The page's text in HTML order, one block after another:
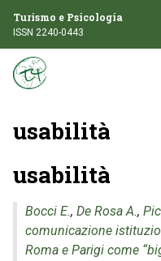
Turismo e Psicologia
ISSN 2240-0443
usabilità
usabilità
Bocci E., De Rosa A.,
comunicazione
Roma e Parigi come